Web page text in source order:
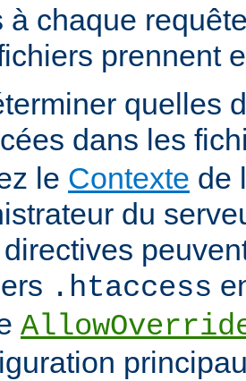
à chaque
prennent
quelles
dans les
le Contexte de
du
.htaccess